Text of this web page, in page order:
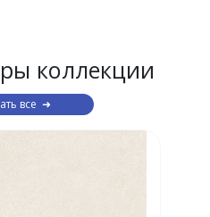
коллекции
все